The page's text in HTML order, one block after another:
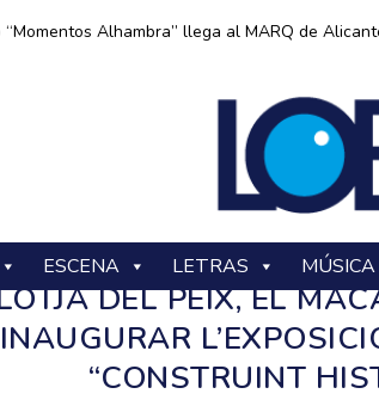
“Momentos Alhambra” llega al MARQ de
ESCENA LETRAS MÚSICA
DEL PEIX, EL
“CONSTRUINT